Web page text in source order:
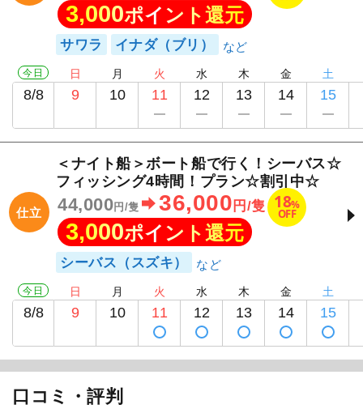
3,000ポイント還元
サワラ イナダ（ブリ）
今日
8/8
日
9
月
10
火
11
水
12
木
13
金
14
土
15
仕立
＜ナイト船＞ボート船で行く！シーバス☆
フィッシング4時間！プラン☆割引中☆
44,000 円/隻 36,000 円/隻 18%
OFF
3,000ポイント還元
シーバス（スズキ）
今日
8/8
日
9
月
10
火
11
水
12
木
13
金
14
土
15
口コミ・評判